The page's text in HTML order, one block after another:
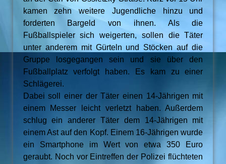
kamen zehn weitere Jugendliche hinzu und
forderten Bargeld von ihnen. Als die
Fußballspieler sich weigerten, sollen die Täter
unter anderem mit Gürteln und Stöcken auf die
Gruppe losgegangen sein und sie über den
Fußballplatz verfolgt haben. Es kam zu einer
Schlägerei.
Dabei soll einer der Täter einen 14-Jährigen mit
einem Messer leicht verletzt haben. Außerdem
schlug ein anderer Täter dem 14-Jährigen mit
einem Ast auf den Kopf. Einem 16-Jährigen wurde
ein Smartphone im Wert von etwa 350 Euro
geraubt. Noch vor Eintreffen der Polizei flüchteten